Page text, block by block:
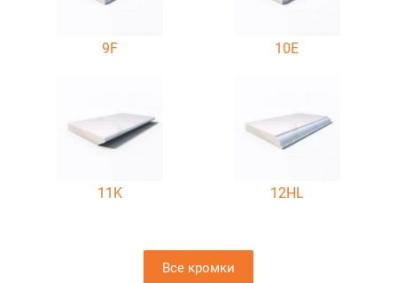
9F 10E
11K 12HL
Все кромки